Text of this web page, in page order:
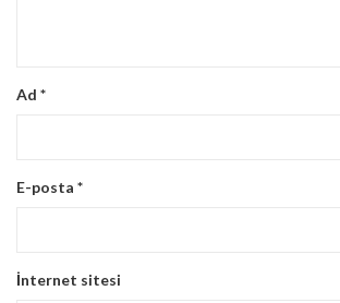
Ad *
E-posta *
İnternet sitesi